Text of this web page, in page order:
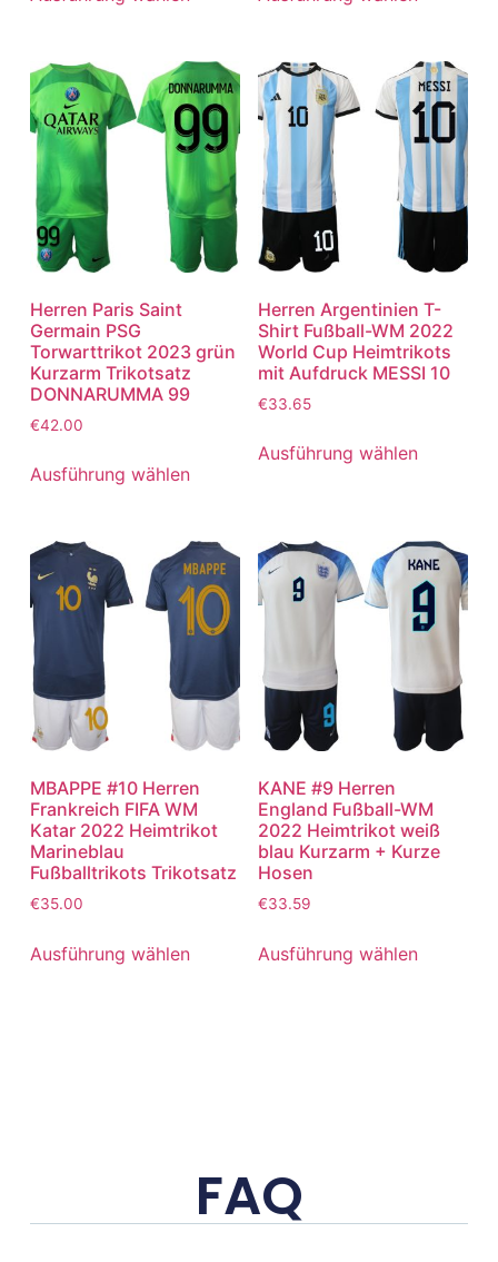
Herren Paris Saint
Germain PSG
Torwarttrikot 2023 grün
Kurzarm Trikotsatz
DONNARUMMA 99
€42.00
Ausführung wählen
Herren Argentinien T-
Shirt Fußball-WM 2022
World Cup Heimtrikots
mit Aufdruck MESSI 10
€33.65
Ausführung wählen
MBAPPE #10 Herren
Frankreich FIFA WM
Katar 2022 Heimtrikot
Marineblau
Fußballtrikots Trikotsatz
€35.00
Ausführung wählen
KANE #9 Herren
England Fußball-WM
2022 Heimtrikot weiß
blau Kurzarm + Kurze
Hosen
€33.59
Ausführung wählen
FAQ